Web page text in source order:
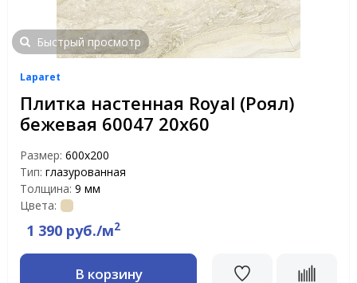
Быстрый просмотр
Laparet
Плитка настенная Royal (Роял)
бежевая 60047 20х60
Размер: 600х200
Тип: глазурованная
Толщина: 9 мм
Цвета:
1 390 руб./м2
В корзину